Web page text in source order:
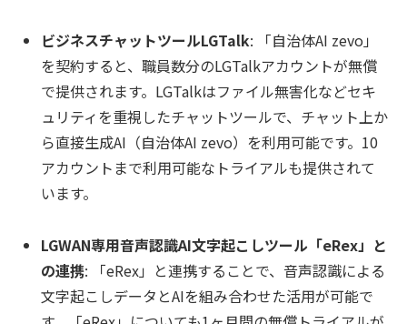
ビジネスチャットツールLGTalk: 「自治体AI zevo」
を契約すると、職員数分のLGTalkアカウントが無償
で提供されます。LGTalkはファイル無害化などセキ
ュリティを重視したチャットツールで、チャット上か
ら直接生成AI（自治体AI zevo）を利用可能です。10
アカウントまで利用可能なトライアルも提供されて
います。
LGWAN専用音声認識AI文字起こしツール「eRex」と
の連携: 「eRex」と連携することで、音声認識による
文字起こしデータとAIを組み合わせた活用が可能で